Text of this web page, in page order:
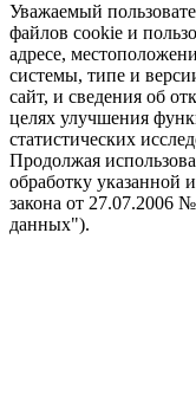
Уважаемый
файлов cookie и
адресе,
системы, типе и
сайт, и сведения об
целях улучшения
статистических
Продолжая
обработку указанной
закона от 27.07.2006
данных").